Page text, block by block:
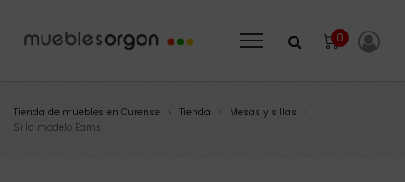
0
Tienda de muebles en Ourense > Tienda > Mesas y sillas >
Silla modelo Eams